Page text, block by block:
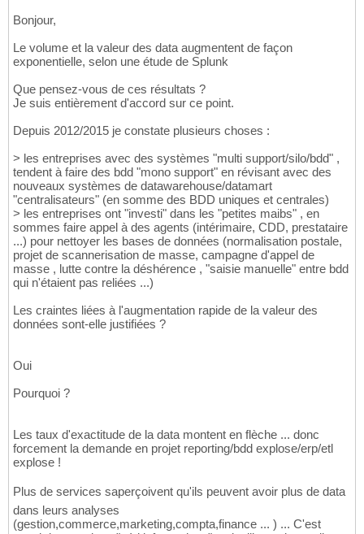
Bonjour,
Le volume et la valeur des data augmentent de façon
exponentielle, selon une étude de Splunk
Que pensez-vous de ces résultats ?
Je suis entièrement d'accord sur ce point.
Depuis 2012/2015 je constate plusieurs choses :
> les entreprises avec des systèmes "multi support/silo/bdd" ,
tendent à faire des bdd "mono support" en révisant avec des
nouveaux systèmes de datawarehouse/datamart
"centralisateurs" (en somme des BDD uniques et centrales)
> les entreprises ont "investi" dans les "petites maibs" , en
sommes faire appel à des agents (intérimaire, CDD, prestataire
...) pour nettoyer les bases de données (normalisation postale,
projet de scannerisation de masse, campagne d'appel de
masse , lutte contre la déshérence , "saisie manuelle" entre bdd
qui n'étaient pas reliées ...)
Les craintes liées à l'augmentation rapide de la valeur des
données sont-elle justifiées ?
Oui
Pourquoi ?
Les taux d'exactitude de la data montent en flèche ... donc
forcement la demande en projet reporting/bdd explose/erp/etl
explose !
Plus de services saperçoivent qu'ils peuvent avoir plus de data
dans leurs analyses
(gestion,commerce,marketing,compta,finance ... ) ... C'est